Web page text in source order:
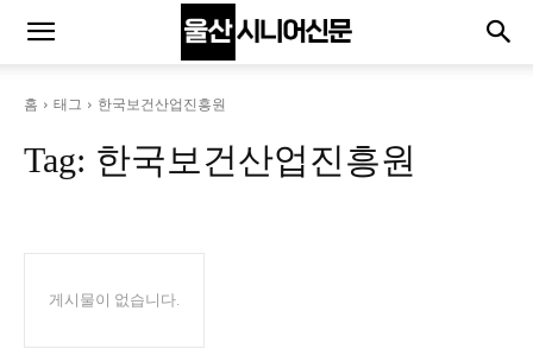
홈 태그 한국보건산업진흥원
Tag: 한국보건산업진흥원
게시물이 없습니다.